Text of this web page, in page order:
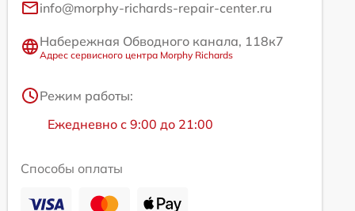
info@morphy-richards-repair-center.ru
Набережная Обводного канала, 118к7
Адрес сервисного центра Morphy Richards
Режим работы:
Ежедневно с 9:00 до 21:00
Способы оплаты